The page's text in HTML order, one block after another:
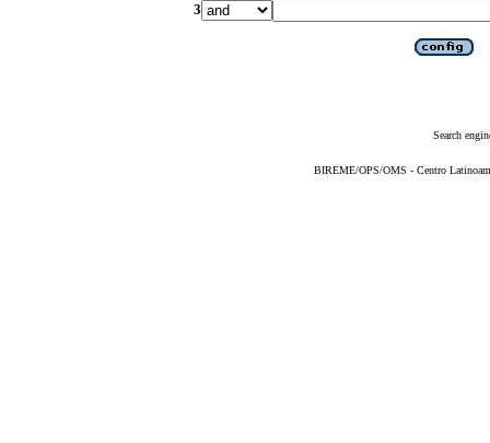
3
Search
BIREME/OPS/OMS - Centro